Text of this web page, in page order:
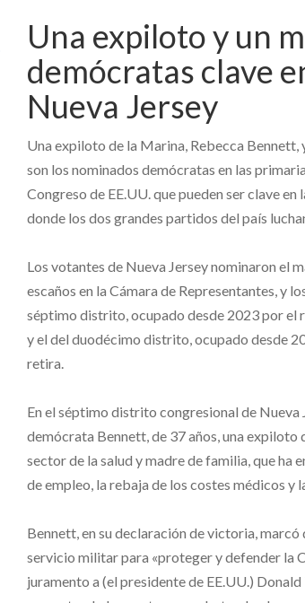
Una expiloto y un
demócratas clave
Nueva Jersey
Una expiloto de la Marina, Rebecca
son los nominados demócratas en las
Congreso de EE.UU. que pueden ser clave
donde los dos grandes partidos del país
Los votantes de Nueva Jersey nominaron el
escaños en la Cámara de Representantes, y
séptimo distrito, ocupado desde 2023 por el
y el del duodécimo distrito, ocupado desde
retira.
En el séptimo distrito congresional de Nueva
demócrata Bennett, de 37 años, una
sector de la salud y madre de familia, que ha
de empleo, la rebaja de los costes médicos y
Bennett, en su declaración de victoria, marcó
servicio militar para «proteger y defender la
juramento a (el presidente de EE.UU.)